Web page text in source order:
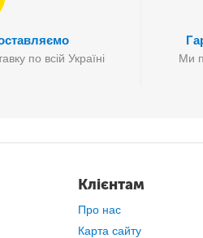
товар перед
по всій Україні Ми
Клієнтам
Про нас
Карта сайту